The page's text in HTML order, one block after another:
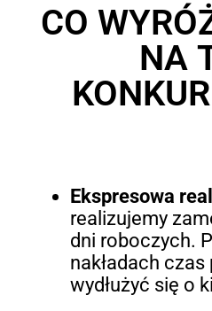
CO
NA
Ekspresowa
realizujemy
dni roboczych.
nakładach
wydłużyć się o